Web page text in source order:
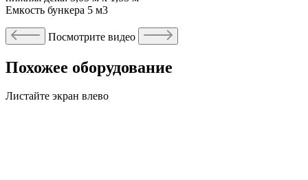
Eмкocть бункера 5 м3
Посмотрите видео
Похожее оборудование
Листайте экран влево